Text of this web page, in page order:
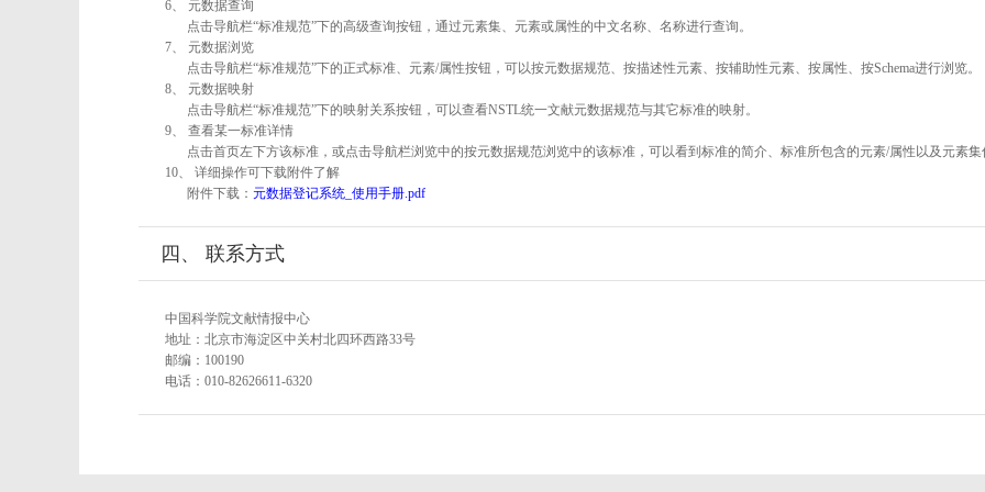
6、 元数据查询
点击导航栏“标准规范”下的高级查询按钮，通过元素集、元素或属性的中文名称、名称进行查询。
7、 元数据浏览
点击导航栏“标准规范”下的正式标准、元素/属性按钮，可以按元数据规范、按描述性元素、按辅助性元素、按属性、按Schema进行浏览。
8、 元数据映射
点击导航栏“标准规范”下的映射关系按钮，可以查看NSTL统一文献元数据规范与其它标准的映射。
9、 查看某一标准详情
点击首页左下方该标准，或点击导航栏浏览中的按元数据规范浏览中的该标准，可以看到标准的简介、标准所包含的元素/属性以及元素集
10、 详细操作可下载附件了解
附件下载： 元数据登记系统_使用手册.pdf
四、 联系方式
中国科学院文献情报中心
地址：北京市海淀区中关村北四环西路33号
邮编：100190
电话：010-82626611-6320